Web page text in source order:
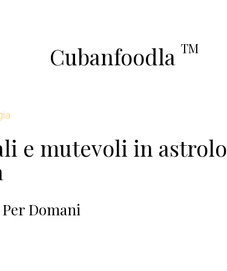
Cubanfoodla TM
e mutevoli in astrolo
Domani